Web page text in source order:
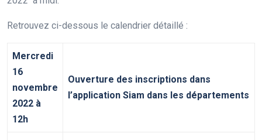
Retrouvez ci-dessous le calendrier détaillé :
Mercredi
16
novembre
2022 à
12h
Ouverture des inscriptions dans
l’application Siam dans les départements